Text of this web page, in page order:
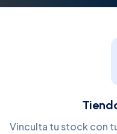
Vinculta tu stock con